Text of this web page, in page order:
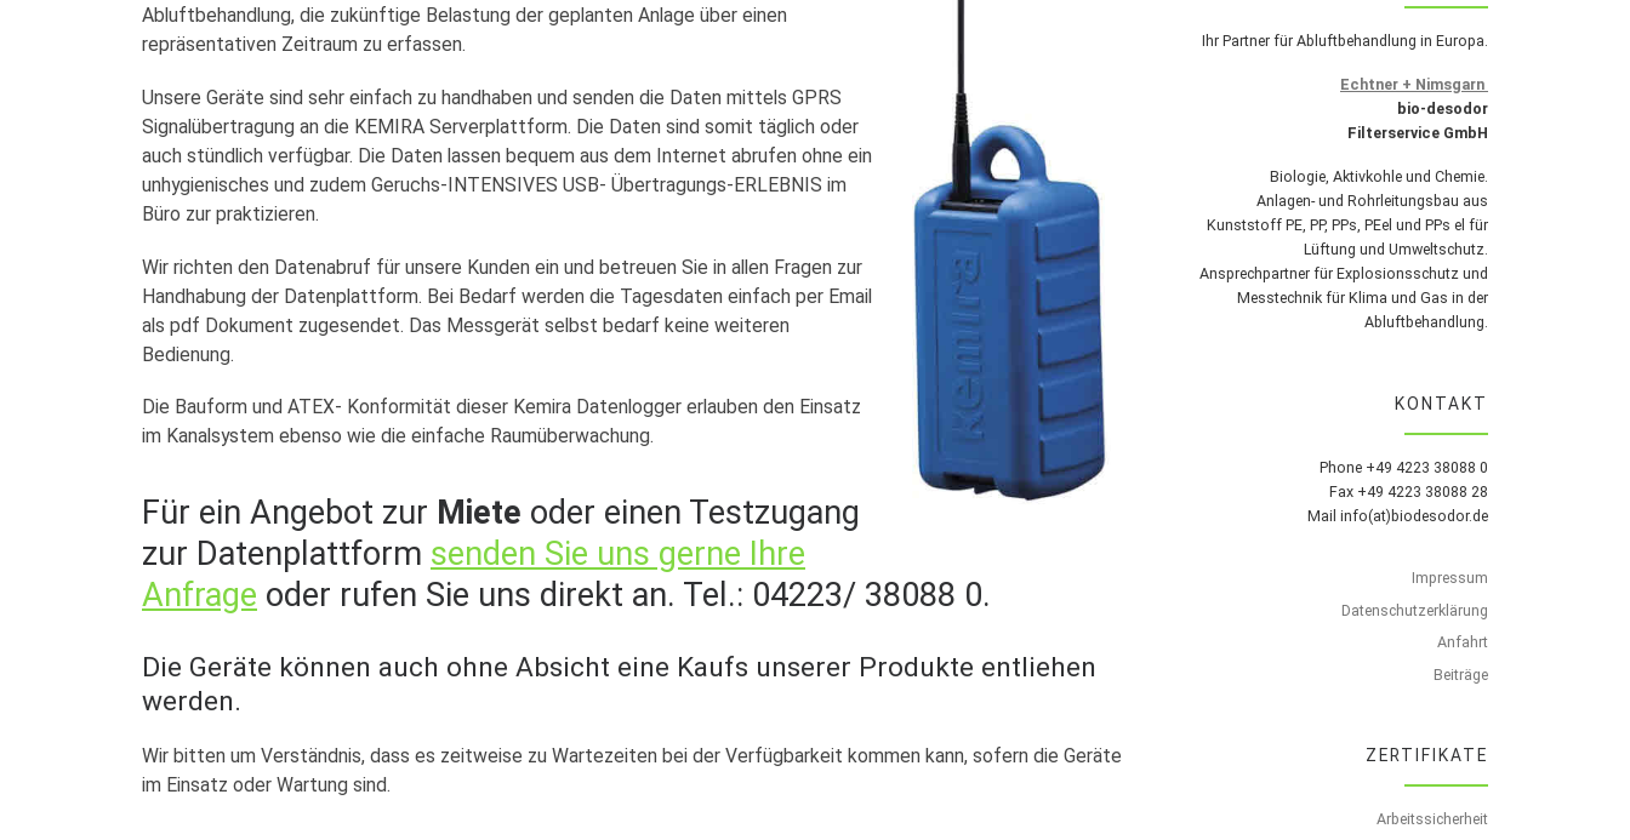
Abluftbehandlung, die zukünftige Belastung der geplanten Anlage über einen
repräsentativen Zeitraum zu erfassen.
Unsere Geräte sind sehr einfach zu handhaben und senden die Daten mittels GPRS
Signalübertragung an die KEMIRA Serverplattform. Die Daten sind somit täglich oder
auch stündlich verfügbar. Die Daten lassen bequem aus dem Internet abrufen ohne ein
unhygienisches und zudem Geruchs-INTENSIVES USB- Übertragungs-ERLEBNIS im
Büro zur praktizieren.
Wir richten den Datenabruf für unsere Kunden ein und betreuen Sie in allen Fragen zur
Handhabung der Datenplattform. Bei Bedarf werden die Tagesdaten einfach per Email
als pdf Dokument zugesendet. Das Messgerät selbst bedarf keine weiteren
Bedienung.
Die Bauform und ATEX- Konformität dieser Kemira Datenlogger erlauben den Einsatz
im Kanalsystem ebenso wie die einfache Raumüberwachung.
Für ein Angebot zur Miete oder einen Testzugang
zur Datenplattform senden Sie uns gerne Ihre
Anfrage oder rufen Sie uns direkt an. Tel.: 04223/ 38088 0.
Die Geräte können auch ohne Absicht eine Kaufs unserer Produkte entliehen
werden.
Wir bitten um Verständnis, dass es zeitweise zu Wartezeiten bei der Verfügbarkeit kommen kann, sofern die Geräte
im Einsatz oder Wartung sind.
Ihr Partner für Abluftbehandlung in Europa.
Echtner + Nimsgarn
bio-desodor
Filterservice GmbH
Biologie, Aktivkohle und Chemie.
Anlagen- und Rohrleitungsbau aus
Kunststoff PE, PP, PPs, PEel und PPs el für
Lüftung und Umweltschutz.
Ansprechpartner für Explosionsschutz und
Messtechnik für Klima und Gas in der
Abluftbehandlung.
KONTAKT
Phone +49 4223 38088 0
Fax +49 4223 38088 28
Mail info(at)biodesodor.de
Impressum
Datenschutzerklärung
Anfahrt
Beiträge
ZERTIFIKATE
Arbeitssicherheit